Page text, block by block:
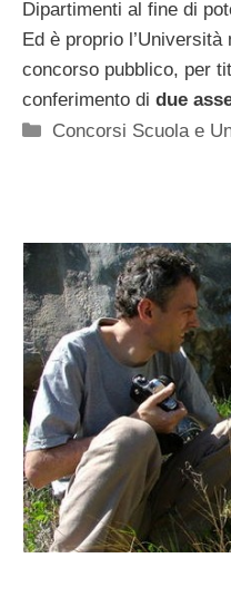
Dipartimenti al fine di
Ed è proprio
concorso pubblico, per
conferimento di due
Categorie
Concorsi Scuola e